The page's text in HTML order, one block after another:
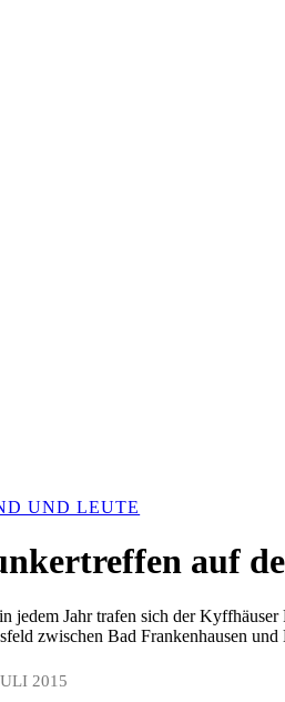
UND LEUTE
auf
jedem Jahr trafen sich der
zwischen Bad Frankenhausen und
2015